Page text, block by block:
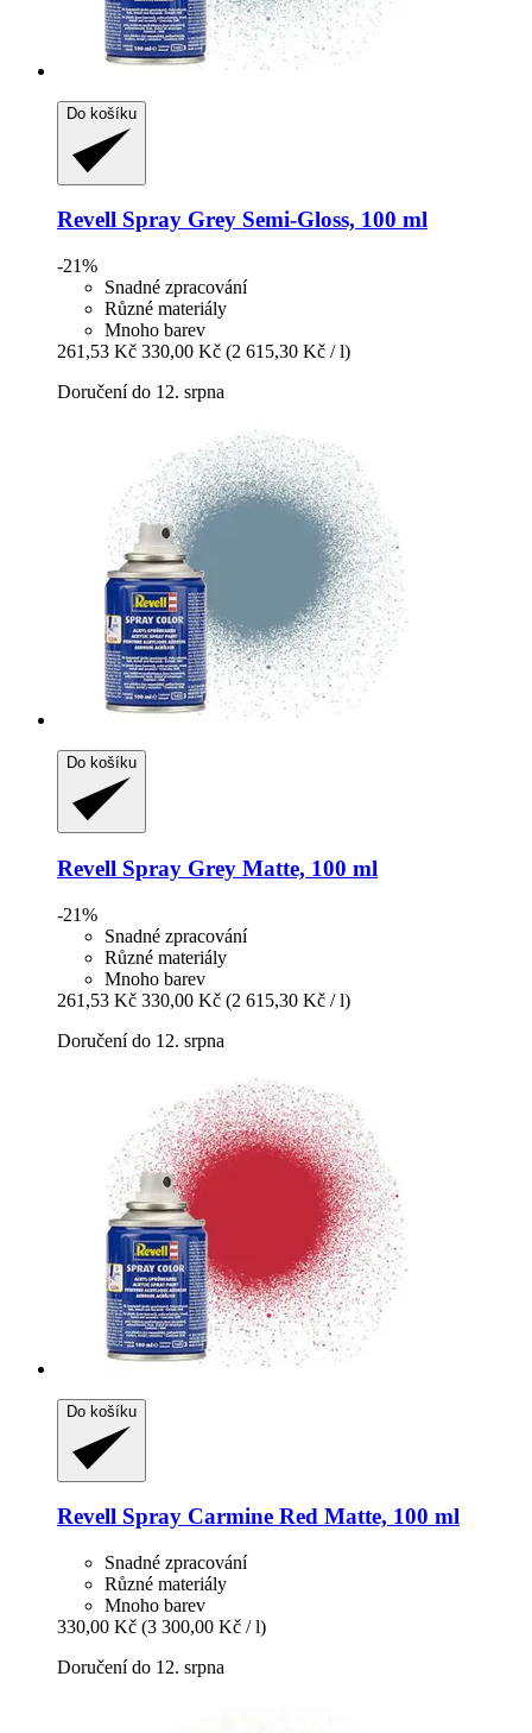
Do košíku
Revell Spray Grey Semi-​Gloss, 100 ml
-21%
Snadné zpracování
Různé materiály
Mnoho barev
261,53 Kč 330,00 Kč (2 615,30 Kč / l)
Doručení do 12. srpna
Do košíku
Revell Spray Grey Matte, 100 ml
-21%
Snadné zpracování
Různé materiály
Mnoho barev
261,53 Kč 330,00 Kč (2 615,30 Kč / l)
Doručení do 12. srpna
Do košíku
Revell Spray Carmine Red Matte, 100 ml
Snadné zpracování
Různé materiály
Mnoho barev
330,00 Kč (3 300,00 Kč / l)
Doručení do 12. srpna